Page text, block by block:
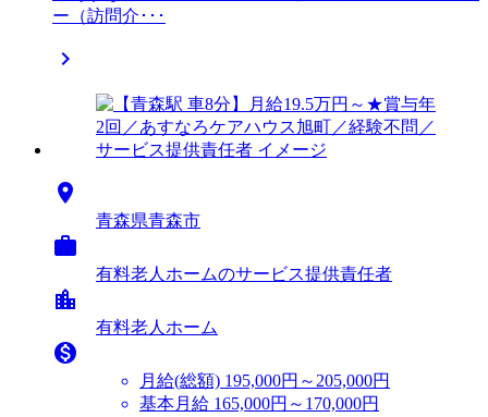
ー（訪問介･･･


青森県青森市

有料老人ホームのサービス提供責任者
location_city
有料老人ホーム

月給(総額) 195,000円～205,000円
基本月給 165,000円～170,000円